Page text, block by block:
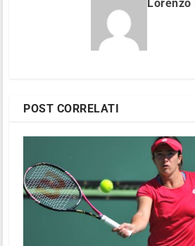
Lorenzo
POST CORRELATI